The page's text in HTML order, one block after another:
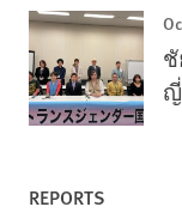
REPORTS